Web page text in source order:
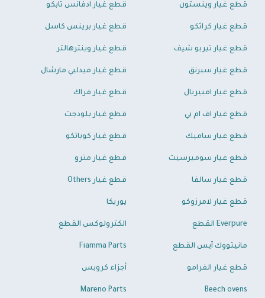
قطع غيار وينستون قطع غيار ادفانس تابكو
قطع غيار كراثكو قطع غيار برينس كاسل
قطع غيار تيربو شيف قطع غيار وينترهالتر
قطع غيار سبرنق قطع غيار ميدلبي مارشال
قطع غيار امبيريال قطع غيار فراك
قطع غيار اف ام بي قطع غيار بلودجت
قطع غيار ساميك قطع غيار كوباتكو
قطع غيار سوميرسيت قطع غيار مترو
قطع غيار سالفا قطع غيار Others
قطع غيار لامرزوكو يوريكا
Everpure القطع الكترولوكس القطع
مانيتووك آيس القطع Fiamma Parts
قطع غيار الفرامو أجزاء كروبس
Beech ovens
Mareno Parts